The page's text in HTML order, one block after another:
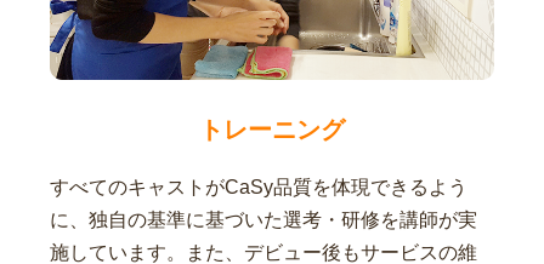
トレーニング
すべてのキャストがCaSy品質を体現できるよう
に、独自の基準に基づいた選考・研修を講師が実
施しています。また、デビュー後もサービスの維